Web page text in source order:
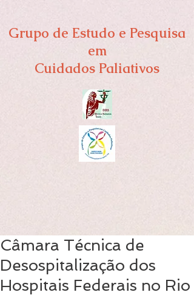
Grupo de Estudo e Pesquisa
em
Cuidados Paliativos
Câmara Técnica de
Desospitalização dos
Hospitais Federais no Rio